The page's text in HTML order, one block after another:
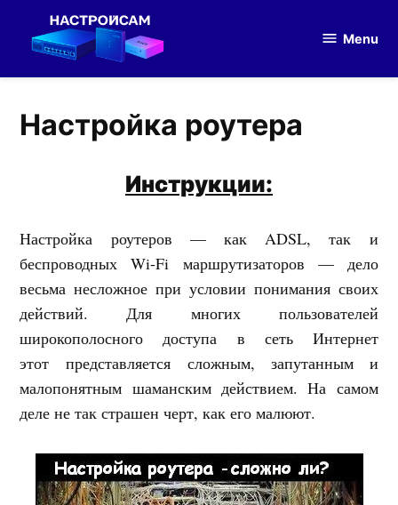
оборудования
Menu
Настройка роутера
Инструкции:
Настройка роутеров — как ADSL, так и
беспроводных Wi-Fi маршрутизаторов — дело
весьма несложное при условии понимания своих
действий. Для многих пользователей
широкополосного доступа в сеть Интернет
этот представляется сложным, запутанным и
малопонятным шаманским действием. На самом
деле не так страшен черт, как его малюют.